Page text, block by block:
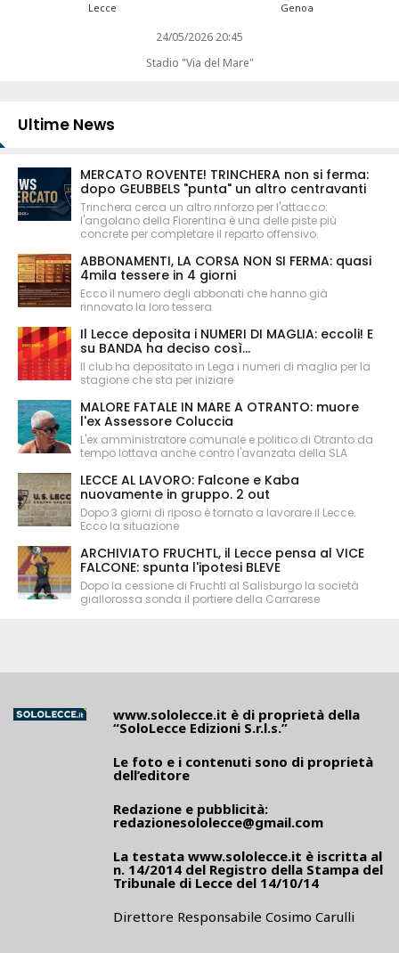
Lecce Genoa
24/05/2026 20:45
Stadio "Via del Mare"
Ultime News
MERCATO ROVENTE! TRINCHERA non si ferma:
dopo GEUBBELS "punta" un altro centravanti
Trinchera cerca un altro rinforzo per l'attacco:
l'angolano della Fiorentina è una delle piste più
concrete per completare il reparto offensivo.
ABBONAMENTI, LA CORSA NON SI FERMA: quasi
4mila tessere in 4 giorni
Ecco il numero degli abbonati che hanno già
rinnovato la loro tessera
Il Lecce deposita i NUMERI DI MAGLIA: eccoli! E
su BANDA ha deciso così...
Il club ha depositato in Lega i numeri di maglia per la
stagione che sta per iniziare
MALORE FATALE IN MARE A OTRANTO: muore
l'ex Assessore Coluccia
L'ex amministratore comunale e politico di Otranto da
tempo lottava anche contro l'avanzata della SLA
LECCE AL LAVORO: Falcone e Kaba
nuovamente in gruppo. 2 out
Dopo 3 giorni di riposo è tornato a lavorare il Lecce.
Ecco la situazione
ARCHIVIATO FRUCHTL, il Lecce pensa al VICE
FALCONE: spunta l'ipotesi BLEVE
Dopo la cessione di Fruchtl al Salisburgo la società
giallorossa sonda il portiere della Carrarese
www.sololecce.it è di proprietà della
“SoloLecce Edizioni S.r.l.s.”
Le foto e i contenuti sono di proprietà
dell’editore
Redazione e pubblicità:
redazionesololecce@gmail.com
La testata www.sololecce.it è iscritta al
n. 14/2014 del Registro della Stampa del
Tribunale di Lecce del 14/10/14
Direttore Responsabile Cosimo Carulli